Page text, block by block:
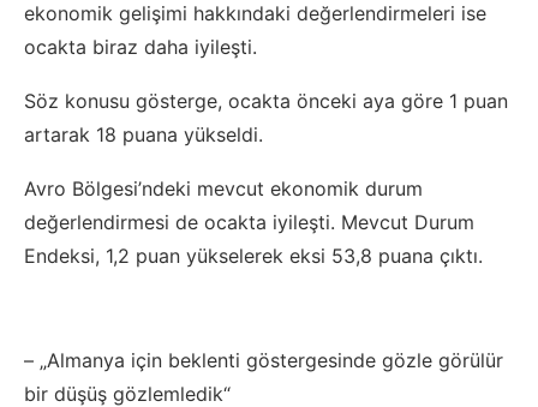
ekonomik gelişimi hakkındaki değerlendirmeleri ise
ocakta biraz daha iyileşti.
Söz konusu gösterge, ocakta önceki aya göre 1 puan
artarak 18 puana yükseldi.
Avro Bölgesi’ndeki mevcut ekonomik durum
değerlendirmesi de ocakta iyileşti. Mevcut Durum
Endeksi, 1,2 puan yükselerek eksi 53,8 puana çıktı.
– „Almanya için beklenti göstergesinde gözle görülür
bir düşüş gözlemledik“